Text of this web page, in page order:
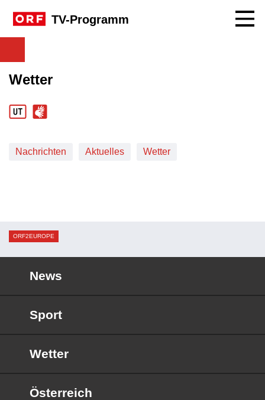
TV-Programm
Wetter
Nachrichten Aktuelles Wetter
ORF2EUROPE
News
Sport
Wetter
Österreich